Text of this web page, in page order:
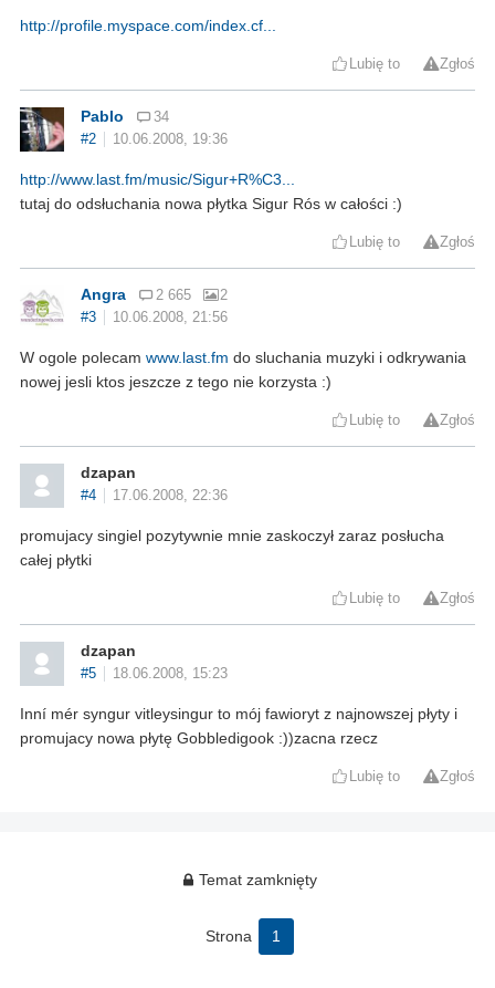
http://profile.myspace.com/index.cf...
Lubię to Zgłoś
Pablo
34
#2
10.06.2008, 19:36
http://www.last.fm/music/Sigur+R%C3...
tutaj do odsłuchania nowa płytka Sigur Rós w całości :)
Lubię to Zgłoś
Angra 2 665
2
#3
10.06.2008, 21:56
W ogole polecam www.last.fm do sluchania muzyki i odkrywania
nowej jesli ktos jeszcze z tego nie korzysta :)
Lubię to Zgłoś
dzapan
#4 17.06.2008, 22:36
promujacy singiel pozytywnie mnie zaskoczył zaraz posłucha
całej płytki
Lubię to Zgłoś
dzapan
#5 18.06.2008, 15:23
Inní mér syngur vitleysingur to mój fawioryt z najnowszej płyty i
promujacy nowa płytę Gobbledigook :))zacna rzecz
Lubię to Zgłoś
Temat zamknięty
Strona 1